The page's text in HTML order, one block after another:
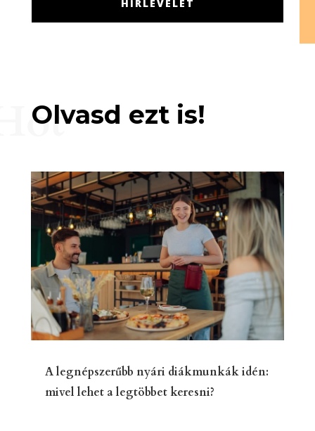
HÍRLEVELET
Olvasd ezt is!
A legnépszerűbb nyári diákmunkák idén:
mivel lehet a legtöbbet keresni?